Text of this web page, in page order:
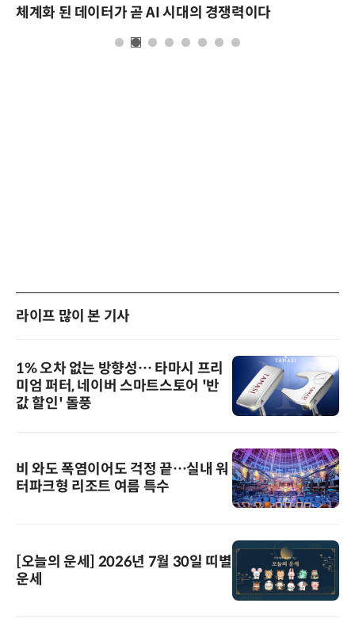
체계화 된 데이터가 곧 AI 시대의 경쟁력이다
라이프 많이 본 기사
1% 오차 없는 방향성… 타마시 프리
미엄 퍼터, 네이버 스마트스토어 '반
값 할인' 돌풍
비 와도 폭염이어도 걱정 끝…실내 워
터파크형 리조트 여름 특수
[오늘의 운세] 2026년 7월 30일 띠별
운세